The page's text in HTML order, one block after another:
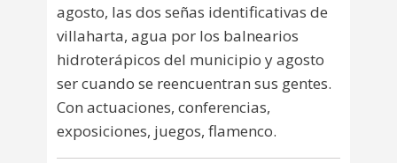
agosto, las dos señas identificativas de
villaharta, agua por los balnearios
hidroterápicos del municipio y agosto
ser cuando se reencuentran sus gentes.
Con actuaciones, conferencias,
exposiciones, juegos, flamenco.